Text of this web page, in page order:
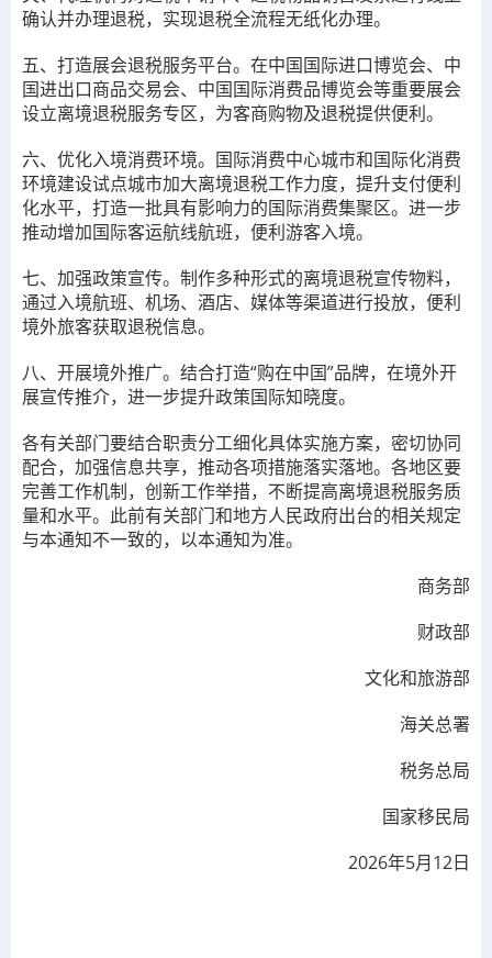
确认并办理退税，实现退税全流程无纸化办理。
五、打造展会退税服务平台。 在中国国际进口博览会、中
国进出口商品交易会、中国国际消费品博览会等重要展会
设立离境退税服务专区，为客商购物及退税提供便利。
六、优化入境消费环境。 国际消费中心城市和国际化消费
环境建设试点城市加大离境退税工作力度，提升支付便利
化水平，打造一批具有影响力的国际消费集聚区。进一步
推动增加国际客运航线航班，便利游客入境。
七、加强政策宣传。 制作多种形式的离境退税宣传物料，
通过入境航班、机场、酒店、媒体等渠道进行投放，便利
境外旅客获取退税信息。
八、开展境外推广。 结合打造“购在中国”品牌，在境外开
展宣传推介，进一步提升政策国际知晓度。
各有关部门要结合职责分工细化具体实施方案，密切协同
配合，加强信息共享，推动各项措施落实落地。各地区要
完善工作机制，创新工作举措，不断提高离境退税服务质
量和水平。此前有关部门和地方人民政府出台的相关规定
与本通知不一致的，以本通知为准。
商务部
财政部
文化和旅游部
海关总署
税务总局
国家移民局
2026年5月12日